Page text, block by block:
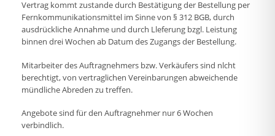
Vertrag kommt zustande durch Bestätigung der Bestellung per
Fernkommunikationsmittel im Sinne von § 312 BGB, durch
ausdrückliche Annahme und durch Lleferung bzgl. Leistung
binnen drei Wochen ab Datum des Zugangs der Bestellung.
Mitarbeiter des Auftragnehmers bzw. Verkäufers sind nlcht
berechtigt, von vertraglichen Vereinbarungen abweichende
mündliche Abreden zu treffen.
Angebote sind für den Auftragnehmer nur 6 Wochen
verbindlich.